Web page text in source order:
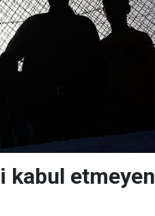
kabul etmeyen